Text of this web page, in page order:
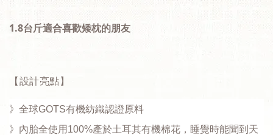
1.8台斤適合喜歡矮枕的朋友
【設計亮點】
》全球GOTS有機紡織認證原料
》內胎全使用100%產於土耳其有機棉花，睡覺時能聞到天